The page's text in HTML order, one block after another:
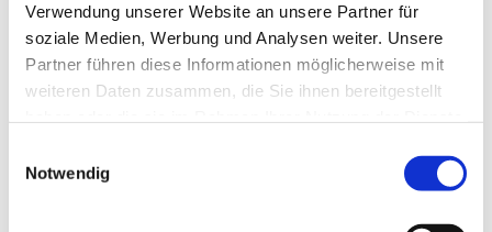
Verwendung unserer Website an unsere Partner für
soziale Medien, Werbung und Analysen weiter. Unsere
Partner führen diese Informationen möglicherweise mit
weiteren Daten zusammen, die Sie ihnen bereitgestellt
Notwendig
datenschutzrechtlich nicht sicheren Drittstaaten.
Wenn diese Tools aktiv sind, können Ihre
personenbezogene Daten in diese Drittstaaten
übertragen und dort verarbeitet werden. Wir weisen
darauf hin, dass in diesen Ländern kein mit der EU
vergleichbares Datenschutzniveau garantiert werden
kann. Beispielsweise sind US-Unternehmen dazu